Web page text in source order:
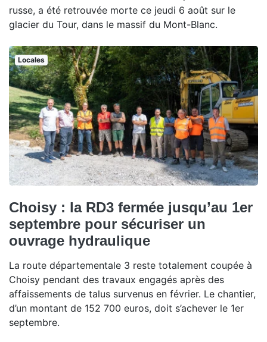
russe, a été retrouvée morte ce jeudi 6 août sur le
glacier du Tour, dans le massif du Mont-Blanc.
Locales
Choisy : la RD3 fermée jusqu’au 1er
septembre pour sécuriser un
ouvrage hydraulique
La route départementale 3 reste totalement coupée à
Choisy pendant des travaux engagés après des
affaissements de talus survenus en février. Le chantier,
d’un montant de 152 700 euros, doit s’achever le 1er
septembre.